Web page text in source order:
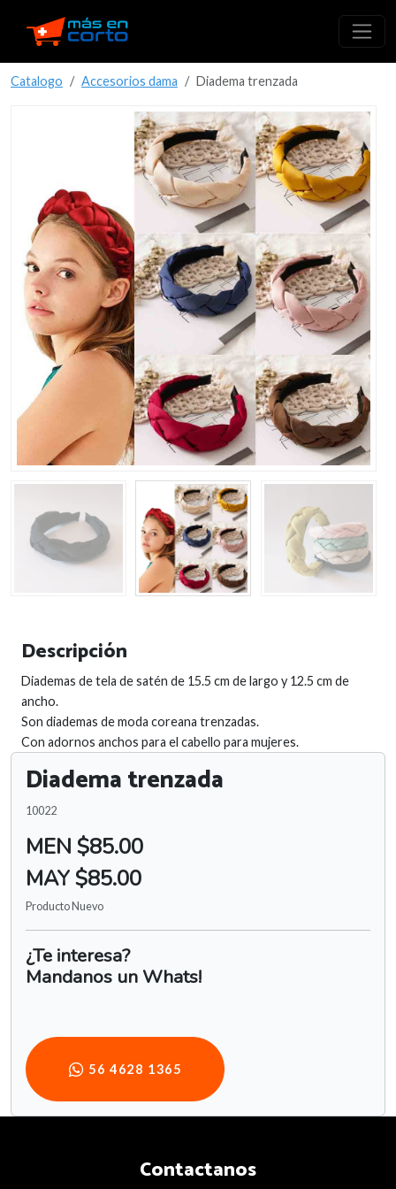
Catalogo Accesorios dama Diadema trenzada
Descripción
Diademas de tela de satén de 15.5 cm de largo y 12.5 cm de
ancho.
Son diademas de moda coreana trenzadas.
Con adornos anchos para el cabello para mujeres.
Diadema trenzada
10022
MEN $85.00
MAY $85.00
Producto Nuevo
¿Te interesa?
Mandanos un Whats!
56 4628 1365
Contactanos